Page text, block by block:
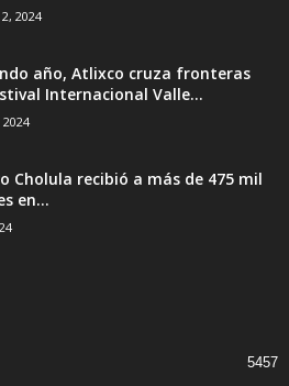
2024
año, Atlixco cruza fronteras
Internacional Valle...
Cholula recibió a más de 475 mil
en...
5457